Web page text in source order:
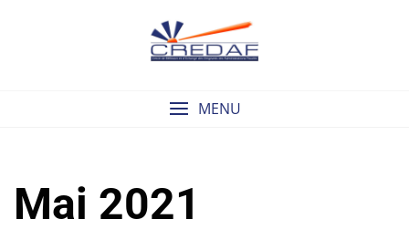
MENU
Mai 2021